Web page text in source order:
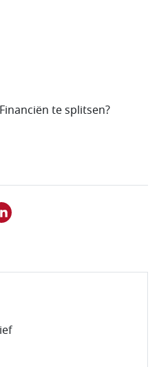
te splitsen?
Bluesky
op Facebook
WhatsApp